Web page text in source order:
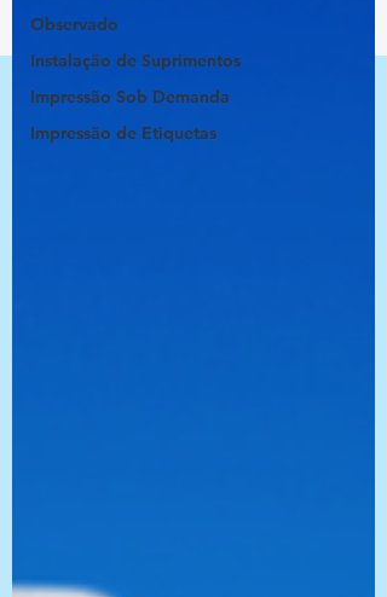
Observado
Instalação de Suprimentos
Impressão Sob Demanda
Impressão de Etiquetas